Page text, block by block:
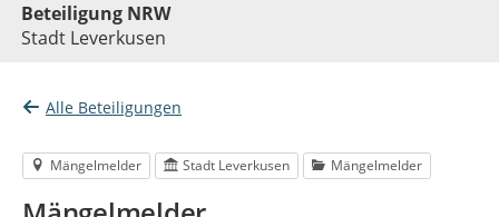
Beteiligung NRW
Stadt Leverkusen
Alle Beteiligungen
Mängelmelder Stadt Leverkusen Mängelmelder